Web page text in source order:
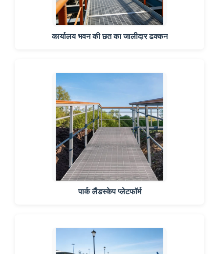
कार्यालय भवन की छत का जालीदार ढक्कन
पार्क लैंडस्केप प्लेटफॉर्म